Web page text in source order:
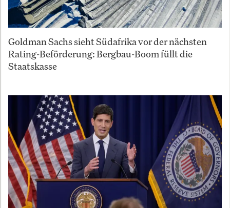
Goldman Sachs sieht Südafrika vor der nächsten
Rating-Beförderung: Bergbau-Boom füllt die
Staatskasse